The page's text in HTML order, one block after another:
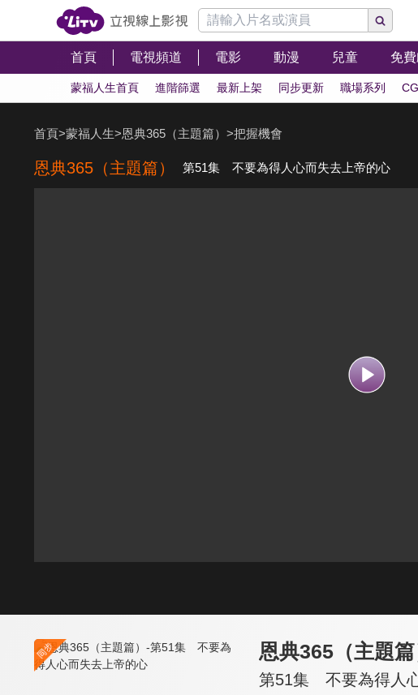
首頁 電視頻道 電影 動漫 兒童 免
蒙福人生首頁 進階篩選 最新上架 同步更新 職場系列
首頁>蒙福人生>恩典365（主題篇） >把握機會
恩典365（主題篇） 第51集 不要為得人心而失去上帝的心
恩典365（主題篇
第51集 不要為得人